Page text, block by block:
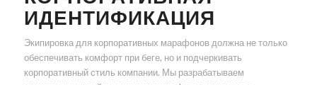
ИДЕНТИФИКАЦИЯ
Экипировка для корпоративных марафонов должна не только
обеспечивать комфорт при беге, но и подчеркивать
корпоративный стиль компании. Мы разрабатываем